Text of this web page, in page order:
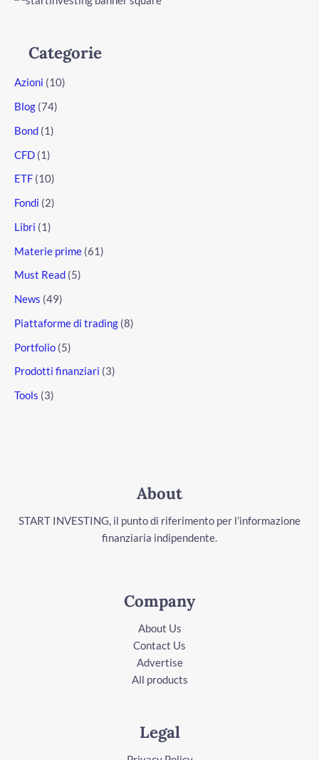
Categorie
Azioni (10)
Blog (74)
Bond (1)
CFD (1)
ETF (10)
Fondi (2)
Libri (1)
Materie prime (61)
Must Read (5)
News (49)
Piattaforme di trading (8)
Portfolio (5)
Prodotti finanziari (3)
Tools (3)
About
START INVESTING, il punto di riferimento per l’informazione
finanziaria indipendente.
Company
About Us
Contact Us
Advertise
All products
Legal